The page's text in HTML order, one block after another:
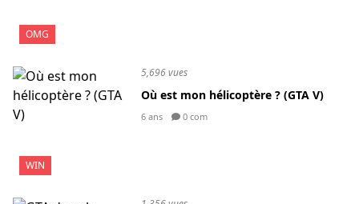
OMG
WIN
5,696 vues
Où est mon hélicoptère ? (GTA V)
6 ans 0 com